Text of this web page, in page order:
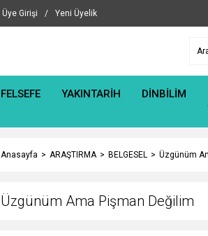
Üye Girişi / Yeni Üyelik
FELSEFE YAKINTARİH DİNBİLİM
Anasayfa ARAŞTIRMA BELGESEL Üzgünüm
Üzgünüm Ama Pişman Değilim